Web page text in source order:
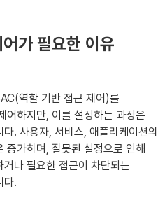
가 필요한 이유
역할 기반 접근 제어)를
어하지만, 이를 설정하는 과정은
. 사용자, 서비스, 애플리케이션의
증가하며, 잘못된 설정으로 인해
나 필요한 접근이 차단되는
다.